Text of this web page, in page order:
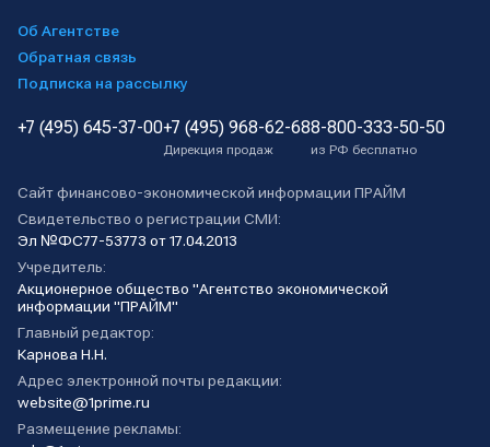
Об Агентстве
Обратная связь
Подписка на рассылку
+7 (495) 645-37-00+7 (495) 968-62-68
Дирекция продаж
8-800-333-50-50
из РФ бесплатно
Сайт финансово-экономической информации ПРАЙМ
Свидетельство о регистрации СМИ:
Эл №ФС77-53773 от 17.04.2013
Учредитель:
Акционерное общество "Агентство экономической
информации "ПРАЙМ"
Главный редактор:
Карнова Н.Н.
Адрес электронной почты редакции:
website@1prime.ru
Размещение рекламы: